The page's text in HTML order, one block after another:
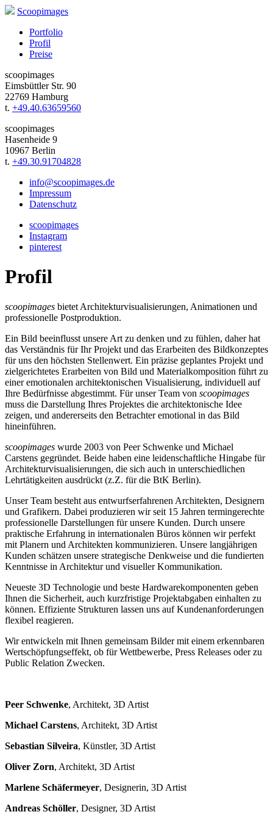
Scoopimages
Portfolio
Profil
Preise
scoopimages
Eimsbüttler Str. 90
22769 Hamburg
t. +49.40.63659560
scoopimages
Hasenheide 9
10967 Berlin
t. +49.30.91704828
info@scoopimages.de
Impressum
Datenschutz
scoopimages
Instagram
pinterest
Profil
scoopimages bietet Architekturvisualisierungen, Animationen und
professionelle Postproduktion.
Ein Bild beeinflusst unsere Art zu denken und zu fühlen, daher hat
das Verständnis für Ihr Projekt und das Erarbeiten des Bildkonzeptes
für uns den höchsten Stellenwert. Ein präzise geplantes Projekt und
zielgerichtetes Erarbeiten von Bild und Materialkomposition führt zu
einer emotionalen architektonischen Visualisierung, individuell auf
Ihre Bedürfnisse abgestimmt. Für unser Team von scoopimages
muss die Darstellung Ihres Projektes die architektonische Idee
zeigen, und andererseits den Betrachter emotional in das Bild
hineinführen.
scoopimages wurde 2003 von Peer Schwenke und Michael
Carstens gegründet. Beide haben eine leidenschaftliche Hingabe für
Architekturvisualisierungen, die sich auch in unterschiedlichen
Lehrtätigkeiten ausdrückt (z.Z. für die BtK Berlin).
Unser Team besteht aus entwurfserfahrenen Architekten, Designern
und Grafikern. Dabei produzieren wir seit 15 Jahren termingerechte
professionelle Darstellungen für unsere Kunden. Durch unsere
praktische Erfahrung in internationalen Büros können wir perfekt
mit Planern und Architekten kommunizieren. Unsere langjährigen
Kunden schätzen unsere strategische Denkweise und die fundierten
Kenntnisse in Architektur und visueller Kommunikation.
Neueste 3D Technologie und beste Hardwarekomponenten geben
Ihnen die Sicherheit, auch kurzfristige Projektabgaben einhalten zu
können. Effiziente Strukturen lassen uns auf Kundenanforderungen
flexibel reagieren.
Wir entwickeln mit Ihnen gemeinsam Bilder mit einem erkennbaren
Wertschöpfungseffekt, ob für Wettbewerbe, Press Releases oder zu
Public Relation Zwecken.
Peer Schwenke, Architekt, 3D Artist
Michael Carstens, Architekt, 3D Artist
Sebastian Silveira, Künstler, 3D Artist
Oliver Zorn, Architekt, 3D Artist
Marlene Schäfermeyer, Designerin, 3D Artist
Andreas Schöller, Designer, 3D Artist